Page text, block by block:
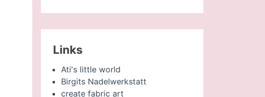
Links
Ati's little world
Birgits Nadelwerkstatt
create fabric art